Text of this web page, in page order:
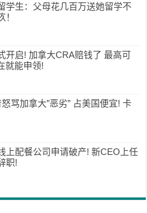
学生：父母花几百万送她留学不
！
开启! 加拿大CRA赔钱了 最高可
就能申领!
骂加拿大”恶劣” 占美国便宜! 卡
上配餐公司申请破产! 新CEO上任
职!